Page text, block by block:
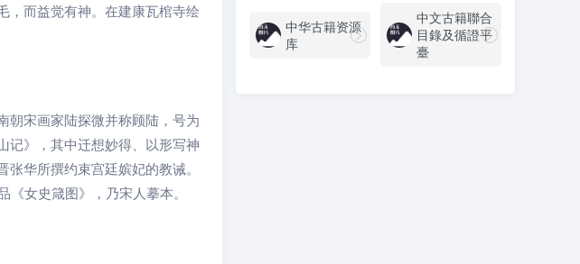
，而益觉有神。在建康瓦棺寺绘
朝宋画家陆探微并称顾陆，号为
记》，其中迁想妙得、以形写神
华所撰约束宫廷嫔妃的教诫。
女史箴图》，乃宋人摹本。
中华古籍资源
库
中文古籍聯合
目錄及循證平
臺